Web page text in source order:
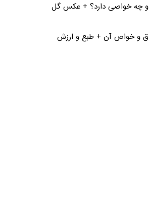
چه خواصی دارد؟ + عکس گل
و خواص آن + طبع و ارزش